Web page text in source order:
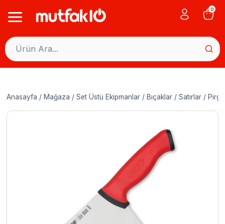
0
Anasayfa / Mağaza / Set Üstü Ekipmanlar / Bıçaklar / Satırlar /